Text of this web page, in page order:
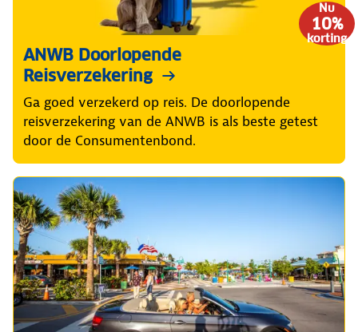
Nu
10%
korting
ANWB Doorlopende
Reisverzekering
Ga goed verzekerd op reis. De doorlopende
reisverzekering van de ANWB is als beste getest
door de Consumentenbond.